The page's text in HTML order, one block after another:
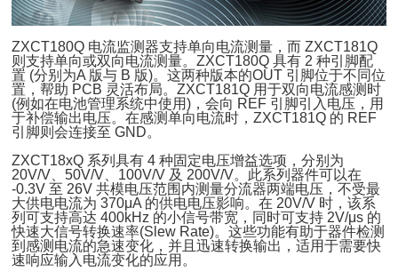
ZXCT180Q 电流监测器支持单向电流测量，而 ZXCT181Q
则支持单向或双向电流测量。ZXCT180Q 具有 2 种引脚配
置 (分别为A 版与 B 版)。这两种版本的OUT 引脚位于不同位
置，帮助 PCB 灵活布局。ZXCT181Q 用于双向电流感测时
(例如在电池管理系统中使用)，会向 REF 引脚引入电压，用
于补偿输出电压。在感测单向电流时，ZXCT181Q 的 REF
引脚则会连接至 GND。
ZXCT18xQ 系列具有 4 种固定电压增益选项，分别为
20V/V、50V/V、100V/V 及 200V/V。此系列器件可以在
-0.3V 至 26V 共模电压范围内测量分流器两端电压，不受最
大供电电流为 370μA 的供电电压影响。在 20V/V 时，该系
列可支持高达 400kHz 的小信号带宽，同时可支持 2V/μs 的
快速大信号转换速率(Slew Rate)。这些功能有助于器件检测
到感测电流的急速变化，并且迅速转换输出，适用于需要快
速响应输入电流变化的应用。